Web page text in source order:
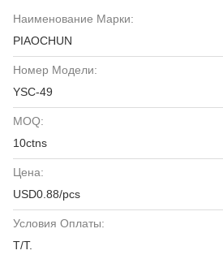
Наименование Марки:
PIAOCHUN
Номер Модели:
YSC-49
MOQ:
10ctns
Цена:
USD0.88/pcs
Условия Оплаты:
T/T.